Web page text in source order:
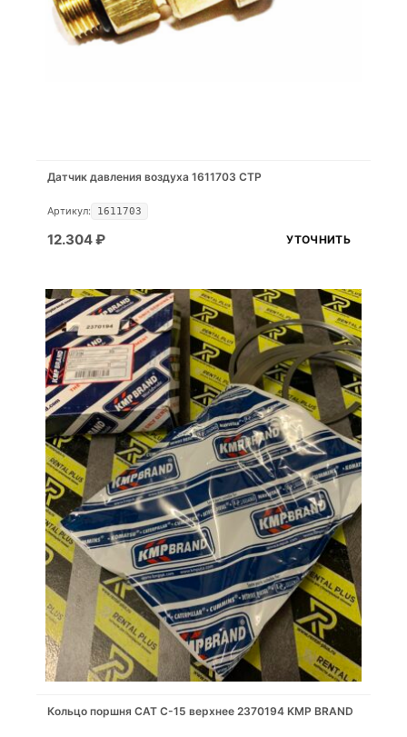
Датчик давления воздуха 1611703 CTP
Артикул: 1611703
12.304₽ УТОЧНИТЬ
Кольцо поршня САТ С-15 верхнее 2370194 KMP BRAND